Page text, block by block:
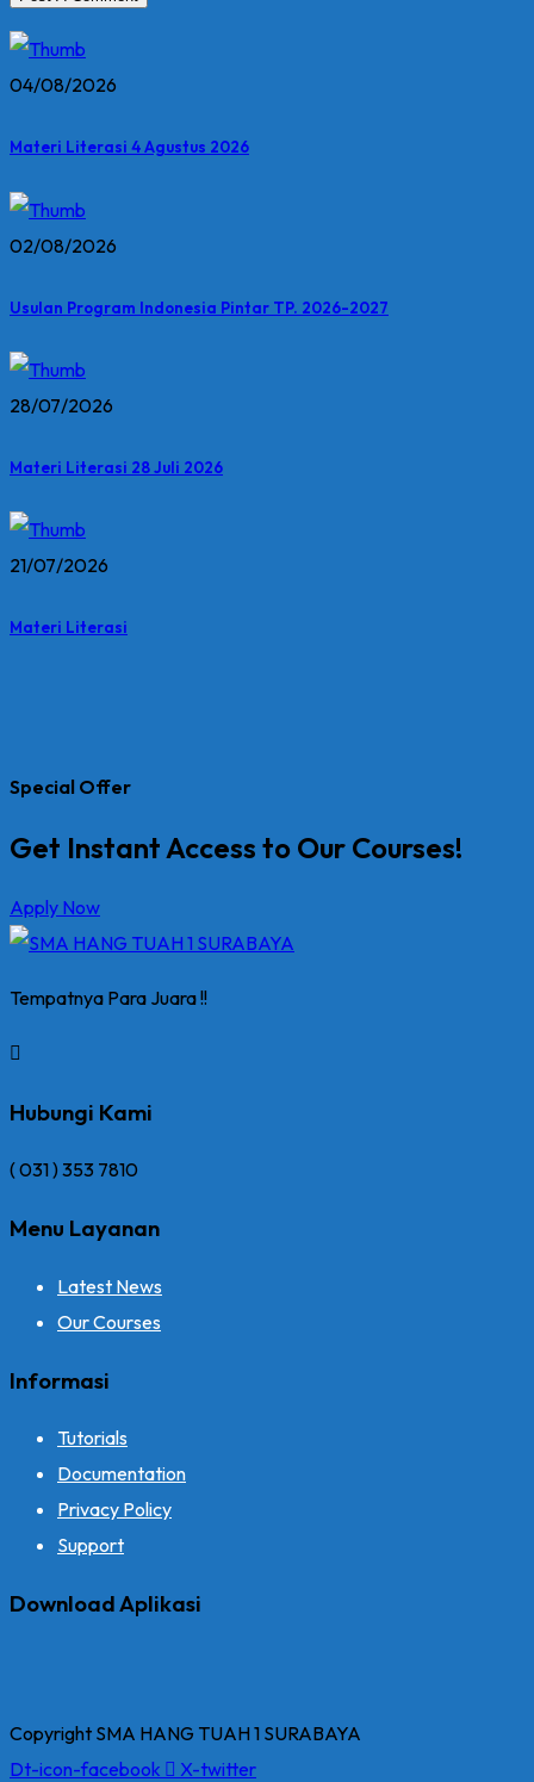
04/08/2026
Materi Literasi 4 Agustus 2026
02/08/2026
Usulan Program Indonesia Pintar TP. 2026-2027
28/07/2026
Materi Literasi 28 Juli 2026
21/07/2026
Materi Literasi
Special Offer
Get Instant Access to Our Courses!
Apply Now
Tempatnya Para Juara !!
Hubungi Kami
( 031 ) 353 7810
Menu Layanan
Latest News
Our Courses
Informasi
Tutorials
Documentation
Privacy Policy
Support
Download Aplikasi
Copyright SMA HANG TUAH 1 SURABAYA
Dt-icon-facebook
X-twitter